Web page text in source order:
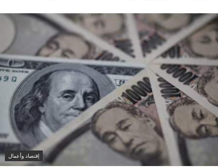
إقتصاد وأعمال